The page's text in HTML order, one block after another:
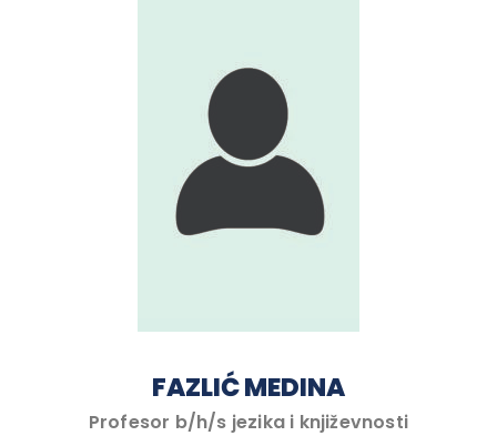
FAZLIĆ MEDINA
Profesor b/h/s jezika i književnosti